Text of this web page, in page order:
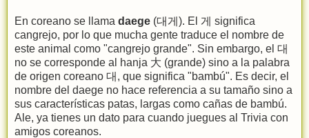
En coreano se llama daege (대게). El 게 significa
cangrejo, por lo que mucha gente traduce el nombre de
este animal como "cangrejo grande". Sin embargo, el 대
no se corresponde al hanja 大 (grande) sino a la palabra
de origen coreano 대, que significa "bambú". Es decir, el
nombre del daege no hace referencia a su tamaño sino a
sus características patas, largas como cañas de bambú.
Ale, ya tienes un dato para cuando juegues al Trivia con
amigos coreanos.